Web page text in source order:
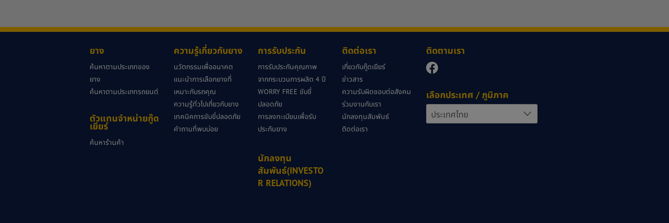
ยาง
ค้นหาตามประเภทของ
ยาง
ค้นหาตามประเภทรถยนต์
ตัวแทนจำหน่ายกู๊ด
เยียร์
ค้นหาร้านค้า
ความรู้เกี่ยวกับยาง
นวัตกรรมเพื่ออนาคต
แนะนำการเลือกยางที่
เหมาะกับรถคุณ
ความรู้ทั่วไปเกี่ยวกับยาง
เทคนิคการขับขี่ปลอดภัย
คำถามที่พบบ่อย
การรับประกัน
การรับประกันคุณภาพ
จากกระบวนการผลิต 4 ปี
WORRY FREE ขับขี่
ปลอดภัย
การลงทะเบียนเพื่อรับ
ประกันยาง
นักลงทุน
สัมพันธ์(INVESTO
R RELATIONS)
ติดต่อเรา
เกี่ยวกับกู๊ดเยียร์
ข่าวสาร
ความรับผิดชอบต่อสังคม
ร่วมงานกับเรา
นักลงทุนสัมพันธ์
ติดต่อเรา
ติดตามเรา
เลือกประเทศ / ภูมิภาค